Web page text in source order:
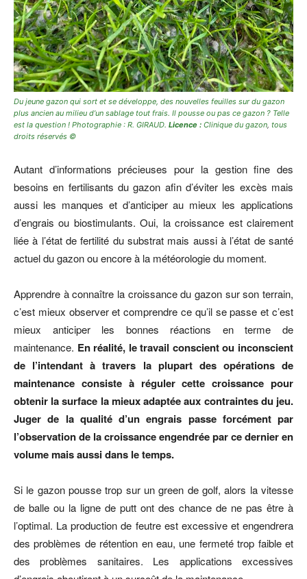
Du jeune gazon qui sort et se développe, des nouvelles feuilles sur du gazon
plus ancien au milieu d’un sablage tout frais. Il pousse ou pas ce gazon ? Telle
est la question ! Photographie : R. GIRAUD. Licence : Clinique du gazon, tous
droits réservés ©
Autant d’informations précieuses pour la gestion fine des
besoins en fertilisants du gazon afin d’éviter les excès mais
aussi les manques et d’anticiper au mieux les applications
d’engrais ou biostimulants. Oui, la croissance est clairement
liée à l’état de fertilité du substrat mais aussi à l’état de santé
actuel du gazon ou encore à la météorologie du moment.
Apprendre à connaître la croissance du gazon sur son terrain,
c’est mieux observer et comprendre ce qu’il se passe et c’est
mieux anticiper les bonnes réactions en terme de
maintenance. En réalité, le travail conscient ou inconscient
de l’intendant à travers la plupart des opérations de
maintenance consiste à réguler cette croissance pour
obtenir la surface la mieux adaptée aux contraintes du jeu.
Juger de la qualité d’un engrais passe forcément par
l’observation de la croissance engendrée par ce dernier en
volume mais aussi dans le temps.
Si le gazon pousse trop sur un green de golf, alors la vitesse
de balle ou la ligne de putt ont des chance de ne pas être à
l’optimal. La production de feutre est excessive et engendrera
des problèmes de rétention en eau, une fermeté trop faible et
des problèmes sanitaires. Les applications excessives